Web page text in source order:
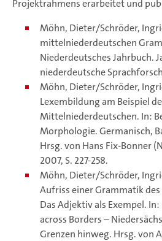
Projektrahmens erarbeitet und
Möhn, Dieter/Schröder,
mittelniederdeutschen
Niederdeutsches Jahrbuch.
niederdeutsche
Möhn, Dieter/Schröder,
Lexembildung am Beispiel
Mittelniederdeutschen. In:
Morphologie. Germanisch,
Hrsg. von Hans Fix-Bonner
2007, S. 227-258.
Möhn, Dieter/Schröder,
Aufriss einer Grammatik
Das Adjektiv als Exempel.
across Borders –
Grenzen hinweg. Hrsg. von